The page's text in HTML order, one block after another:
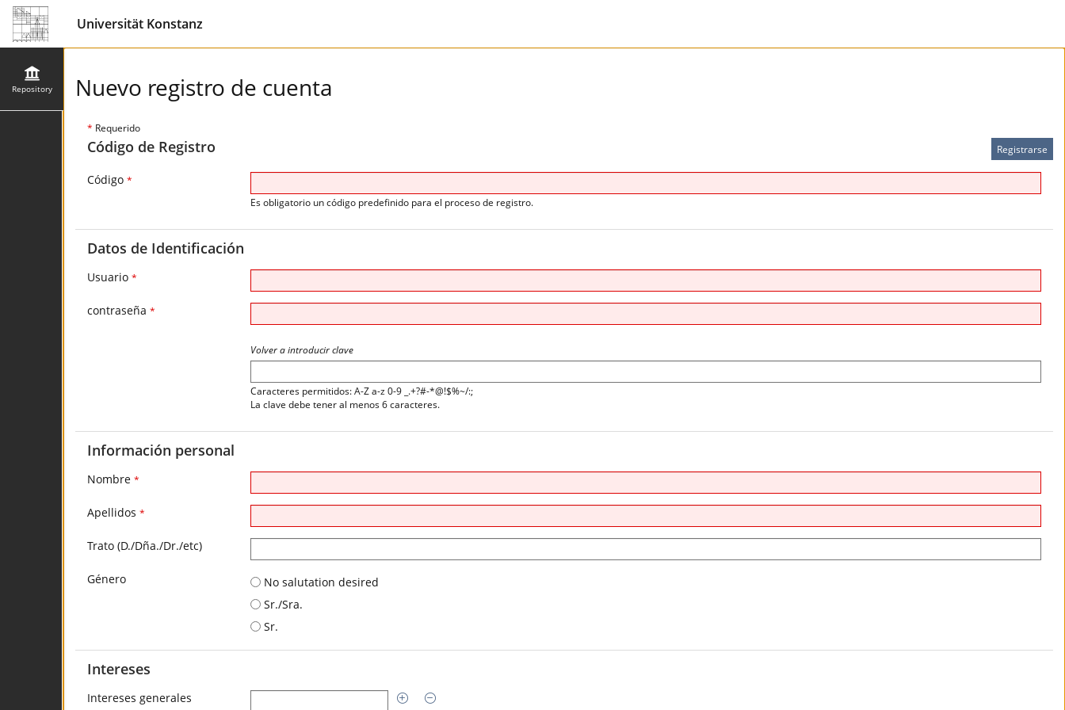
Universität Konstanz
Repository Nuevo registro de cuenta
* Requerido
Código de Registro
Código *
Es obligatorio un código predefinido para el proceso de registro.
Datos de Identificación
Usuario *
contraseña *
Volver a introducir clave
Caracteres permitidos: A-Z a-z 0-9 _.+?#-*@!$%~/:;
La clave debe tener al menos 6 caracteres.
Información personal
Nombre *
Apellidos *
Trato (D./Dña./Dr./etc)
Género
No salutation desired
Sr./Sra.
Sr.
Intereses
Intereses generales